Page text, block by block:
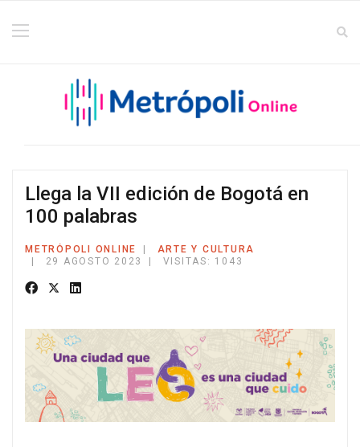
Llega la VII edición de Bogotá en
100 palabras
METRÓPOLI ONLINE
ARTE Y CULTURA
29 AGOSTO 2023
VISITAS: 1043